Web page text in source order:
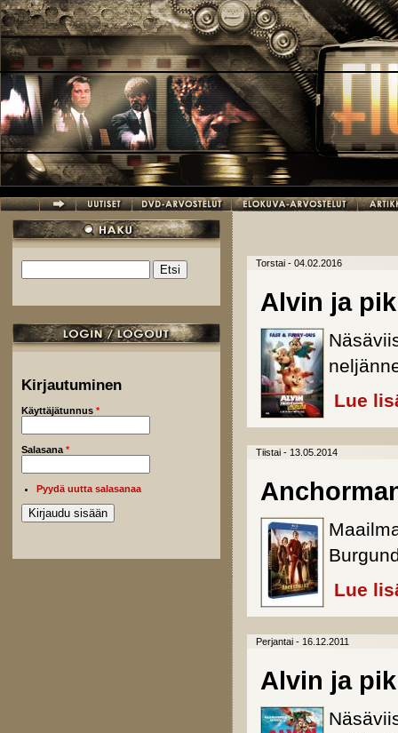
Hyppää pääsisältöön
Hakulomake
Kirjautuminen
Käyttäjätunnus *
Salasana *
Pyydä uutta salasanaa
Torstai - 04.02.2016
Alvin ja
Lue
Tiistai - 13.05.2014
Lue
Perjantai - 16.12.2011
Alvin ja